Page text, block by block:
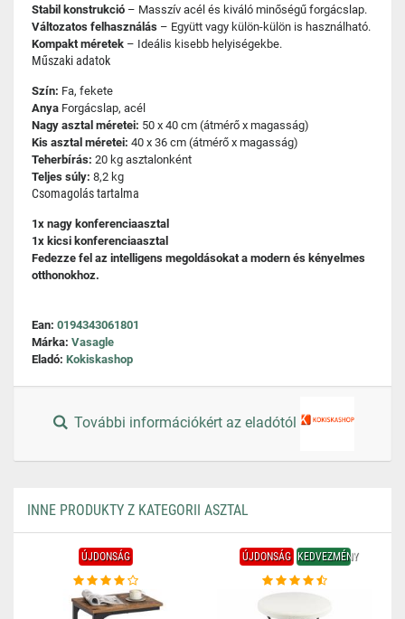
Stabil konstrukció – Masszív acél és kiváló minőségű forgácslap.
Változatos felhasználás – Együtt vagy külön-külön is használható.
Kompakt méretek – Ideális kisebb helyiségekbe.
Műszaki adatok
Szín: Fa, fekete
Anya Forgácslap, acél
Nagy asztal méretei: 50 x 40 cm (átmérő x magasság)
Kis asztal méretei: 40 x 36 cm (átmérő x magasság)
Teherbírás: 20 kg asztalonként
Teljes súly: 8,2 kg
Csomagolás tartalma
1x nagy konferenciaasztal
1x kicsi konferenciaasztal
Fedezze fel az intelligens megoldásokat a modern és kényelmes
otthonokhoz.
Ean: 0194343061801
Márka: Vasagle
Eladó: Kokiskashop
További információkért az eladótól
INNE PRODUKTY Z KATEGORII ASZTAL
ÚJDONSÁG ÚJDONSÁG KEDVEZMÉNY